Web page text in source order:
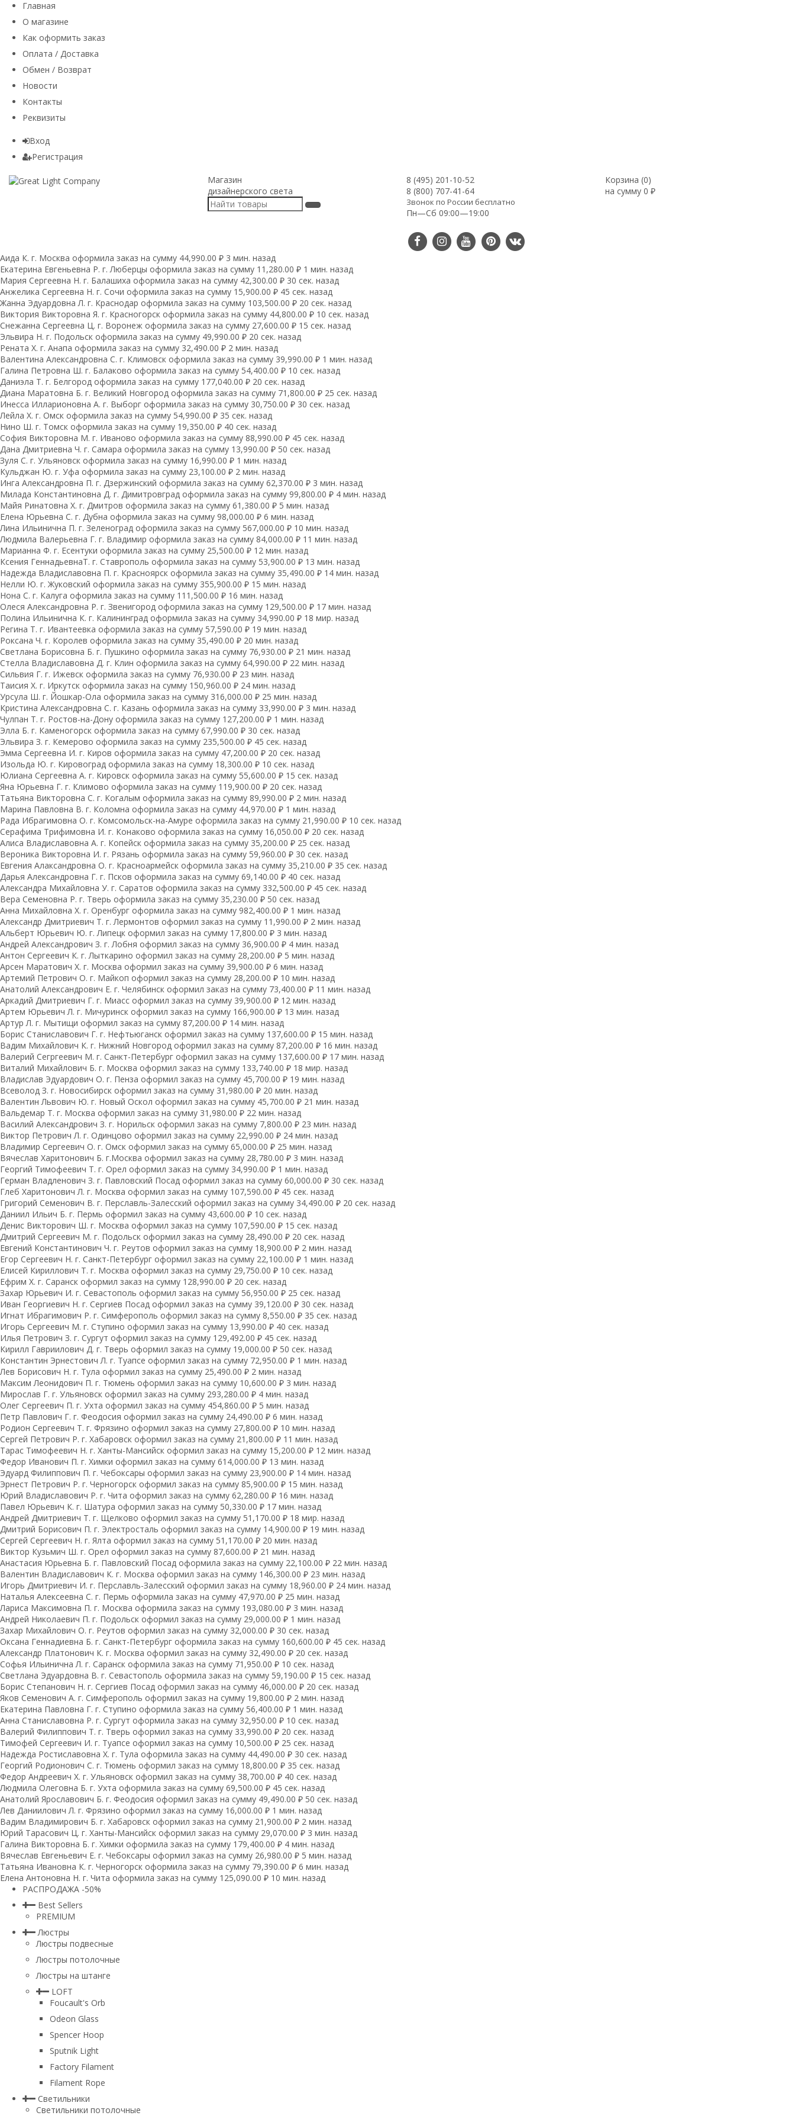
Главная
О магазине
Как оформить заказ
Оплата / Доставка
Обмен / Возврат
Новости
Контакты
Реквизиты
Вход
Регистрация
Магазин
дизайнерского света
8 (495) 201-10-52
8 (800) 707-41-64
Звонок по России бесплатно
Пн—Сб 09:00—19:00
Корзина (0)
на сумму 0 ₽
Аида К. г. Москва оформила заказ на сумму 44,990.00 ₽ 3 мин. назад
Екатерина Евгеньевна Р. г. Люберцы оформила заказ на сумму 11,280.00 ₽ 1 мин. назад
Мария Сергеевна H. г. Балашиха оформила заказ на сумму 42,300.00 ₽ 30 сек. назад
Анжелика Сергеевна Н. г. Сочи оформила заказ на сумму 15,900.00 ₽ 45 сек. назад
Жанна Эдуардовна Л. г. Краснодар оформила заказ на сумму 103,500.00 ₽ 20 сек. назад
Виктория Викторовна Я. г. Красногорск оформила заказ на сумму 44,800.00 ₽ 10 сек. назад
Снежанна Сергеевна Ц. г. Воронеж оформила заказ на сумму 27,600.00 ₽ 15 сек. назад
Эльвира Н. г. Подольск оформила заказ на сумму 49,990.00 ₽ 20 сек. назад
Рената Х. г. Анапа оформила заказ на сумму 32,490.00 ₽ 2 мин. назад
Валентина Александровна С. г. Климовск оформила заказ на сумму 39,990.00 ₽ 1 мин. назад
Галина Петровна Ш. г. Балаково оформила заказ на сумму 54,400.00 ₽ 10 сек. назад
Даниэла Т. г. Белгород оформила заказ на сумму 177,040.00 ₽ 20 сек. назад
Диана Маратовна Б. г. Великий Новгород оформила заказ на сумму 71,800.00 ₽ 25 сек. назад
Инесса Илларионовна А. г. Выборг оформила заказ на сумму 30,750.00 ₽ 30 сек. назад
Лейла Х. г. Омск оформила заказ на сумму 54,990.00 ₽ 35 сек. назад
Нино Ш. г. Томск оформила заказ на сумму 19,350.00 ₽ 40 сек. назад
София Викторовна М. г. Иваново оформила заказ на сумму 88,990.00 ₽ 45 сек. назад
Дана Дмитриевна Ч. г. Самара оформила заказ на сумму 13,990.00 ₽ 50 сек. назад
Зуля С. г. Ульяновск оформила заказ на сумму 16,990.00 ₽ 1 мин. назад
Кульджан Ю. г. Уфа оформила заказ на сумму 23,100.00 ₽ 2 мин. назад
Инга Александровна П. г. Дзержинский оформила заказ на сумму 62,370.00 ₽ 3 мин. назад
Милада Константиновна Д. г. Димитровград оформила заказ на сумму 99,800.00 ₽ 4 мин. назад
Майя Ринатовна Х. г. Дмитров оформила заказ на сумму 61,380.00 ₽ 5 мин. назад
Елена Юрьевна С. г. Дубна оформила заказ на сумму 98,000.00 ₽ 6 мин. назад
Лина Ильинична П. г. Зеленоград оформила заказ на сумму 567,000.00 ₽ 10 мин. назад
Людмила Валерьевна Г. г. Владимир оформила заказ на сумму 84,000.00 ₽ 11 мин. назад
Марианна Ф. г. Есентуки оформила заказ на сумму 25,500.00 ₽ 12 мин. назад
Ксения ГеннадьевнаТ. г. Ставрополь оформила заказ на сумму 53,900.00 ₽ 13 мин. назад
Надежда Владиславовна П. г. Красноярск оформила заказ на сумму 35,490.00 ₽ 14 мин. назад
Нелли Ю. г. Жуковский оформила заказ на сумму 355,900.00 ₽ 15 мин. назад
Нона С. г. Калуга оформила заказ на сумму 111,500.00 ₽ 16 мин. назад
Олеся Александровна Р. г. Звенигород оформила заказ на сумму 129,500.00 ₽ 17 мин. назад
Полина Ильинична К. г. Калининград оформила заказ на сумму 34,990.00 ₽ 18 мир. назад
Регина Т. г. Ивантеевка оформила заказ на сумму 57,590.00 ₽ 19 мин. назад
Роксана Ч. г. Королев оформила заказ на сумму 35,490.00 ₽ 20 мин. назад
Светлана Борисовна Б. г. Пушкино оформила заказ на сумму 76,930.00 ₽ 21 мин. назад
Стелла Владиславовна Д. г. Клин оформила заказ на сумму 64,990.00 ₽ 22 мин. назад
Сильвия Г. г. Ижевск оформила заказ на сумму 76,930.00 ₽ 23 мин. назад
Таисия Х. г. Иркутск оформила заказ на сумму 150,960.00 ₽ 24 мин. назад
Урсула Ш. г. Йошкар-Ола оформила заказ на сумму 316,000.00 ₽ 25 мин. назад
Кристина Александровна С. г. Казань оформила заказ на сумму 33,990.00 ₽ 3 мин. назад
Чулпан Т. г. Ростов-на-Дону оформила заказ на сумму 127,200.00 ₽ 1 мин. назад
Элла Б. г. Каменогорск оформила заказ на сумму 67,990.00 ₽ 30 сек. назад
Эльвира З. г. Кемерово оформила заказ на сумму 235,500.00 ₽ 45 сек. назад
Эмма Сергеевна И. г. Киров оформила заказ на сумму 47,200.00 ₽ 20 сек. назад
Изольда Ю. г. Кировоград оформила заказ на сумму 18,300.00 ₽ 10 сек. назад
Юлиана Сергеевна А. г. Кировск оформила заказ на сумму 55,600.00 ₽ 15 сек. назад
Яна Юрьевна Г. г. Климово оформила заказ на сумму 119,900.00 ₽ 20 сек. назад
Татьяна Викторовна С. г. Когалым оформила заказ на сумму 89,990.00 ₽ 2 мин. назад
Марина Павловна В. г. Коломна оформила заказ на сумму 44,970.00 ₽ 1 мин. назад
Рада Ибрагимовна О. г. Комсомольск-на-Амуре оформила заказ на сумму 21,990.00 ₽ 10 сек. назад
Серафима Трифимовна И. г. Конаково оформила заказ на сумму 16,050.00 ₽ 20 сек. назад
Алиса Владиславовна А. г. Копейск оформила заказ на сумму 35,200.00 ₽ 25 сек. назад
Вероника Викторовна И. г. Рязань оформила заказ на сумму 59,960.00 ₽ 30 сек. назад
Евгения Алаксандровна О. г. Красноармейск оформила заказ на сумму 35,210.00 ₽ 35 сек. назад
Дарья Александровна Г. г. Псков оформила заказ на сумму 69,140.00 ₽ 40 сек. назад
Александра Михайловна У. г. Саратов оформила заказ на сумму 332,500.00 ₽ 45 сек. назад
Вера Семеновна Р. г. Тверь оформила заказ на сумму 35,230.00 ₽ 50 сек. назад
Анна Михайловна Х. г. Оренбург оформила заказ на сумму 982,400.00 ₽ 1 мин. назад
Александр Дмитриевич Т. г. Лермонтов оформил заказ на сумму 11,990.00 ₽ 2 мин. назад
Альберт Юрьевич Ю. г. Липецк оформил заказ на сумму 17,800.00 ₽ 3 мин. назад
Андрей Александрович З. г. Лобня оформил заказ на сумму 36,900.00 ₽ 4 мин. назад
Антон Сергеевич К. г. Лыткарино оформил заказ на сумму 28,200.00 ₽ 5 мин. назад
Арсен Маратович Х. г. Москва оформил заказ на сумму 39,900.00 ₽ 6 мин. назад
Артемий Петрович О. г. Майкоп оформил заказ на сумму 28,200.00 ₽ 10 мин. назад
Анатолий Александрович Е. г. Челябинск оформил заказ на сумму 73,400.00 ₽ 11 мин. назад
Аркадий Дмитриевич Г. г. Миасс оформил заказ на сумму 39,900.00 ₽ 12 мин. назад
Артем Юрьевич Л. г. Мичуринск оформил заказ на сумму 166,900.00 ₽ 13 мин. назад
Артур Л. г. Мытищи оформил заказ на сумму 87,200.00 ₽ 14 мин. назад
Борис Станиславович Г. г. Нефтьюганск оформил заказ на сумму 137,600.00 ₽ 15 мин. назад
Вадим Михайлович К. г. Нижний Новгород оформил заказ на сумму 87,200.00 ₽ 16 мин. назад
Валерий Сегргеевич М. г. Санкт-Петербург оформил заказ на сумму 137,600.00 ₽ 17 мин. назад
Виталий Михайлович Б. г. Москва оформил заказ на сумму 133,740.00 ₽ 18 мир. назад
Владислав Эдуардович О. г. Пенза оформил заказ на сумму 45,700.00 ₽ 19 мин. назад
Всеволод З. г. Новосибирск оформил заказ на сумму 31,980.00 ₽ 20 мин. назад
Валентин Львович Ю. г. Новый Оскол оформил заказ на сумму 45,700.00 ₽ 21 мин. назад
Вальдемар Т. г. Москва оформил заказ на сумму 31,980.00 ₽ 22 мин. назад
Василий Александрович З. г. Норильск оформил заказ на сумму 7,800.00 ₽ 23 мин. назад
Виктор Петрович Л. г. Одинцово оформил заказ на сумму 22,990.00 ₽ 24 мин. назад
Владимир Сергеевич О. г. Омск оформил заказ на сумму 65,000.00 ₽ 25 мин. назад
Вячеслав Харитонович Б. г.Москва оформил заказ на сумму 28,780.00 ₽ 3 мин. назад
Георгий Тимофеевич Т. г. Орел оформил заказ на сумму 34,990.00 ₽ 1 мин. назад
Герман Владленович З. г. Павловский Посад оформил заказ на сумму 60,000.00 ₽ 30 сек. назад
Глеб Харитонович Л. г. Москва оформил заказ на сумму 107,590.00 ₽ 45 сек. назад
Григорий Семенович В. г. Перславль-Залесский оформил заказ на сумму 34,490.00 ₽ 20 сек. назад
Даниил Ильич Б. г. Пермь оформил заказ на сумму 43,600.00 ₽ 10 сек. назад
Денис Викторович Ш. г. Москва оформил заказ на сумму 107,590.00 ₽ 15 сек. назад
Дмитрий Сергеевич М. г. Подольск оформил заказ на сумму 28,490.00 ₽ 20 сек. назад
Евгений Константинович Ч. г. Реутов оформил заказ на сумму 18,900.00 ₽ 2 мин. назад
Егор Сергеевич Н. г. Санкт-Петербург оформил заказ на сумму 22,100.00 ₽ 1 мин. назад
Елисей Кириллович Т. г. Москва оформил заказ на сумму 29,750.00 ₽ 10 сек. назад
Ефрим Х. г. Саранск оформил заказ на сумму 128,990.00 ₽ 20 сек. назад
Захар Юрьевич И. г. Севастополь оформил заказ на сумму 56,950.00 ₽ 25 сек. назад
Иван Георгиевич Н. г. Сергиев Посад оформил заказ на сумму 39,120.00 ₽ 30 сек. назад
Игнат Ибрагимович Р. г. Симферополь оформил заказ на сумму 8,550.00 ₽ 35 сек. назад
Игорь Сергеевич М. г. Ступино оформил заказ на сумму 13,990.00 ₽ 40 сек. назад
Илья Петрович З. г. Сургут оформил заказ на сумму 129,492.00 ₽ 45 сек. назад
Кирилл Гавриилович Д. г. Тверь оформил заказ на сумму 19,000.00 ₽ 50 сек. назад
Константин Эрнестович Л. г. Туапсе оформил заказ на сумму 72,950.00 ₽ 1 мин. назад
Лев Борисович Н. г. Тула оформил заказ на сумму 25,490.00 ₽ 2 мин. назад
Максим Леонидович П. г. Тюмень оформил заказ на сумму 10,600.00 ₽ 3 мин. назад
Мирослав Г. г. Ульяновск оформил заказ на сумму 293,280.00 ₽ 4 мин. назад
Олег Сергеевич П. г. Ухта оформил заказ на сумму 454,860.00 ₽ 5 мин. назад
Петр Павлович Г. г. Феодосия оформил заказ на сумму 24,490.00 ₽ 6 мин. назад
Родион Сергеевич Т. г. Фрязино оформил заказ на сумму 27,800.00 ₽ 10 мин. назад
Сергей Петрович Р. г. Хабаровск оформил заказ на сумму 21,800.00 ₽ 11 мин. назад
Тарас Тимофеевич Н. г. Ханты-Мансийск оформил заказ на сумму 15,200.00 ₽ 12 мин. назад
Федор Иванович П. г. Химки оформил заказ на сумму 614,000.00 ₽ 13 мин. назад
Эдуард Филиппович П. г. Чебоксары оформил заказ на сумму 23,900.00 ₽ 14 мин. назад
Эрнест Петрович Р. г. Черногорск оформил заказ на сумму 85,900.00 ₽ 15 мин. назад
Юрий Владиславович Р. г. Чита оформил заказ на сумму 62,280.00 ₽ 16 мин. назад
Павел Юрьевич К. г. Шатура оформил заказ на сумму 50,330.00 ₽ 17 мин. назад
Андрей Дмитриевич Т. г. Щелково оформил заказ на сумму 51,170.00 ₽ 18 мир. назад
Дмитрий Борисович П. г. Электросталь оформил заказ на сумму 14,900.00 ₽ 19 мин. назад
Сергей Сергеевич Н. г. Ялта оформил заказ на сумму 51,170.00 ₽ 20 мин. назад
Виктор Кузьмич Ш. г. Орел оформил заказ на сумму 87,600.00 ₽ 21 мин. назад
Анастасия Юрьевна Б. г. Павловский Посад оформила заказ на сумму 22,100.00 ₽ 22 мин. назад
Валентин Владиславович К. г. Москва оформил заказ на сумму 146,300.00 ₽ 23 мин. назад
Игорь Дмитриевич И. г. Перславль-Залесский оформил заказ на сумму 18,960.00 ₽ 24 мин. назад
Наталья Алексеевна С. г. Пермь оформила заказ на сумму 47,970.00 ₽ 25 мин. назад
Лариса Максимовна П. г. Москва оформила заказ на сумму 193,080.00 ₽ 3 мин. назад
Андрей Николаевич П. г. Подольск оформил заказ на сумму 29,000.00 ₽ 1 мин. назад
Захар Михайлович О. г. Реутов оформил заказ на сумму 32,000.00 ₽ 30 сек. назад
Оксана Геннадиевна Б. г. Санкт-Петербург оформила заказ на сумму 160,600.00 ₽ 45 сек. назад
Александр Платонович К. г. Москва оформил заказ на сумму 32,490.00 ₽ 20 сек. назад
Софья Ильинична Л. г. Саранск оформила заказ на сумму 71,950.00 ₽ 10 сек. назад
Светлана Эдуардовна В. г. Севастополь оформила заказ на сумму 59,190.00 ₽ 15 сек. назад
Борис Степанович Н. г. Сергиев Посад оформил заказ на сумму 46,000.00 ₽ 20 сек. назад
Яков Семенович А. г. Симферополь оформил заказ на сумму 19,800.00 ₽ 2 мин. назад
Екатерина Павловна Г. г. Ступино оформила заказ на сумму 56,400.00 ₽ 1 мин. назад
Анна Станиславовна Р. г. Сургут оформила заказ на сумму 32,950.00 ₽ 10 сек. назад
Валерий Филиппович Т. г. Тверь оформил заказ на сумму 33,990.00 ₽ 20 сек. назад
Тимофей Сергеевич И. г. Туапсе оформил заказ на сумму 10,500.00 ₽ 25 сек. назад
Надежда Ростиславовна Х. г. Тула оформила заказ на сумму 44,490.00 ₽ 30 сек. назад
Георгий Родионович С. г. Тюмень оформил заказ на сумму 18,800.00 ₽ 35 сек. назад
Федор Андреевич Х. г. Ульяновск оформил заказ на сумму 38,700.00 ₽ 40 сек. назад
Людмила Олеговна Б. г. Ухта оформила заказ на сумму 69,500.00 ₽ 45 сек. назад
Анатолий Ярославович Б. г. Феодосия оформил заказ на сумму 49,490.00 ₽ 50 сек. назад
Лев Даниилович Л. г. Фрязино оформил заказ на сумму 16,000.00 ₽ 1 мин. назад
Вадим Владимирович Б. г. Хабаровск оформил заказ на сумму 21,900.00 ₽ 2 мин. назад
Юрий Тарасович Ц. г. Ханты-Мансийск оформил заказ на сумму 29,070.00 ₽ 3 мин. назад
Галина Викторовна Б. г. Химки оформила заказ на сумму 179,400.00 ₽ 4 мин. назад
Вячеслав Евгеньевич Е. г. Чебоксары оформил заказ на сумму 26,980.00 ₽ 5 мин. назад
Татьяна Ивановна К. г. Черногорск оформила заказ на сумму 79,390.00 ₽ 6 мин. назад
Елена Антоновна Н. г. Чита оформила заказ на сумму 125,090.00 ₽ 10 мин. назад
РАСПРОДАЖА -50%
Best Sellers
PREMIUM
Люстры
Люстры подвесные
Люстры потолочные
Люстры на штанге
LOFT
Foucault's Orb
Odeon Glass
Spencer Hoop
Sputnik Light
Factory Filament
Filament Rope
Светильники
Светильники потолочные